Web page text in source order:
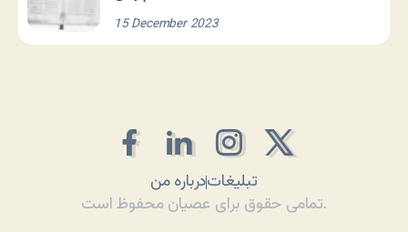
15 December 2023
درباره منتبلیغات
تمامی حقوق برای عصیان محفوظ است.